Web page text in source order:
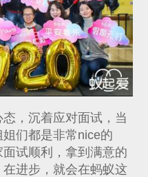
，沉着应对面试，当
们都是非常nice的
试顺利，拿到满意的
进步，就会在蚂蚁这